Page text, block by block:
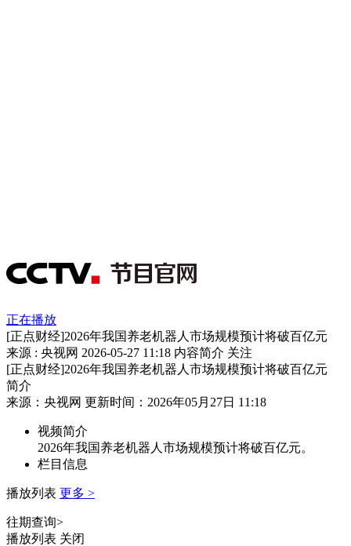
正在播放
[正点财经]2026年我国养老机器人市场规模预计将破百亿元
来源 : 央视网 2026-05-27 11:18 内容简介 关注
[正点财经]2026年我国养老机器人市场规模预计将破百亿元
简介
来源：央视网 更新时间：2026年05月27日 11:18
视频简介
2026年我国养老机器人市场规模预计将破百亿元。
栏目信息
播放列表 更多 >
往期查询>
播放列表 关闭